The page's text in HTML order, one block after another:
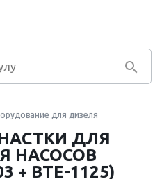
для дизеля
ДЛЯ
НАСОСОВ
+ BTE-1125)